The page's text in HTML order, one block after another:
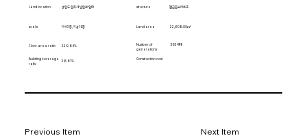
Land location 강원도 원주시 남원로 일대 structure 철근콘크리트조
scale 지하3층, 지상15층 Land area 22,608.00㎡
Floor area ratio 229.84%
Number of
generations
583세대
Building coverage
ratio
28.61%
Construction cost
Previous Item Next Item